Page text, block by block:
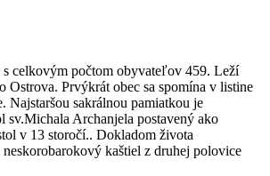
s celkovým počtom obyvateľov 459. Leží
Ostrova. Prvýkrát obec sa spomína v listine
Najstaršou sakrálnou pamiatkou je
sv.Michala Archanjela postavený ako
v 13 storočí.. Dokladom života
kaštiel z druhej polovice